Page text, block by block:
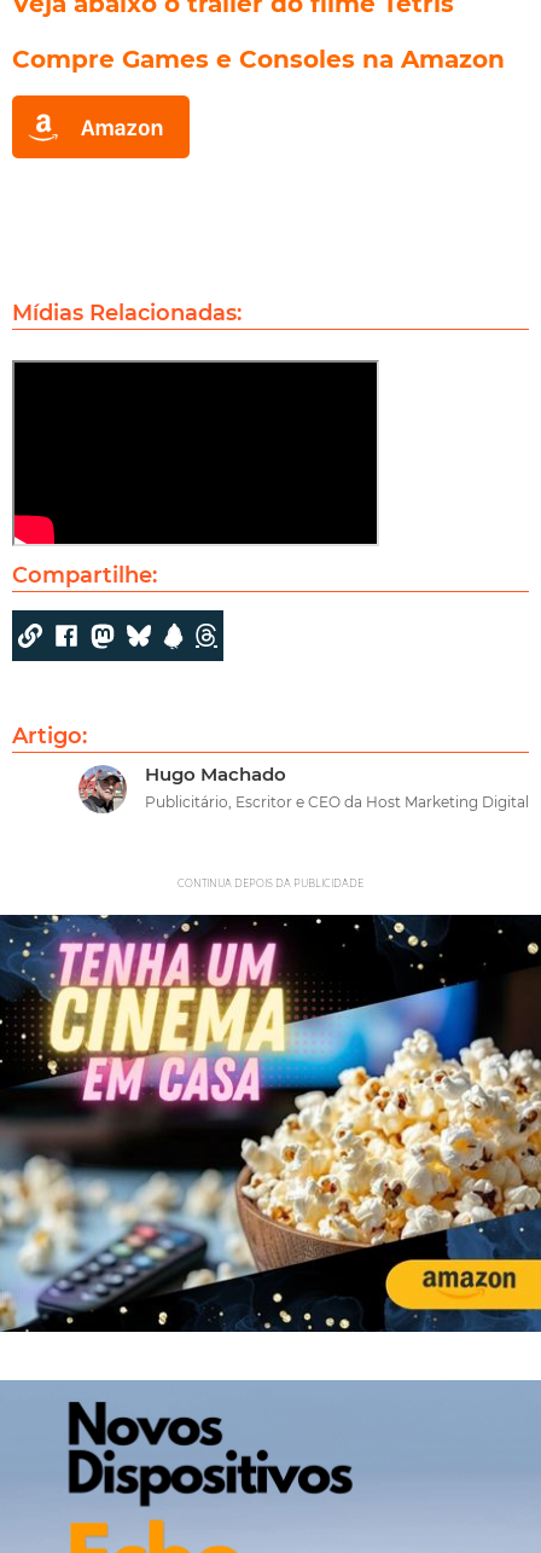
Compre Games e Consoles na Amazon
Mídias Relacionadas:
Compartilhe:
Artigo:
Hugo Machado
Publicitário, Escritor e CEO da Host Marketing Digital
CONTINUA DEPOIS DA PUBLICIDADE